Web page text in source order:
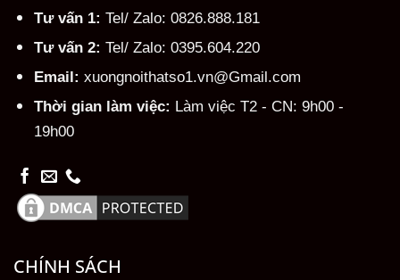
Tư vấn 1: Tel/ Zalo: 0826.888.181
Tư vấn 2: Tel/ Zalo: 0395.604.220
Email: xuongnoithatso1.vn@Gmail.com
Thời gian làm việc: Làm việc T2 - CN: 9h00 -
19h00
CHÍNH SÁCH